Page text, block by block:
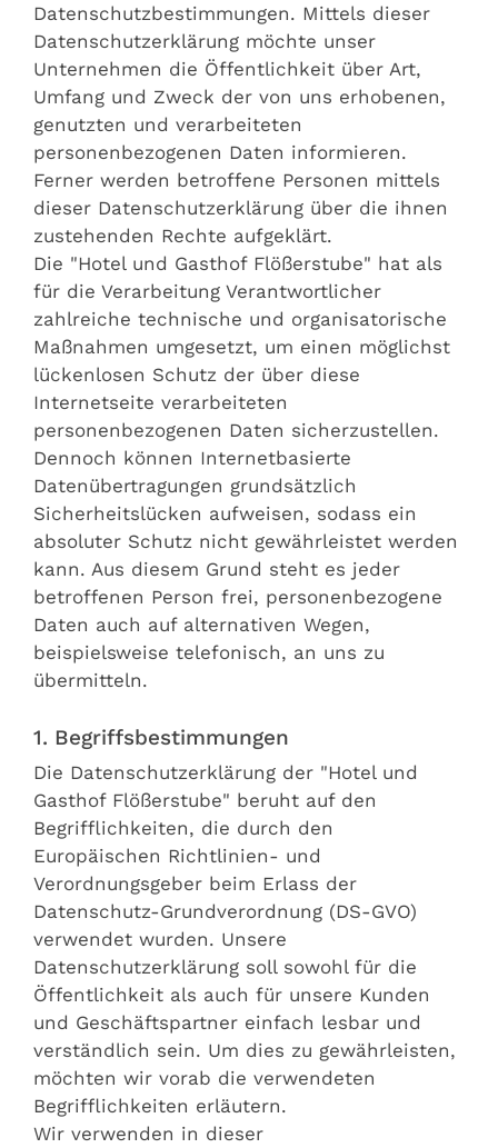
Datenschutzbestimmungen. Mittels dieser
Datenschutzerklärung möchte unser
Unternehmen die Öffentlichkeit über Art,
Umfang und Zweck der von uns erhobenen,
genutzten und verarbeiteten
personenbezogenen Daten informieren.
Ferner werden betroffene Personen mittels
dieser Datenschutzerklärung über die ihnen
zustehenden Rechte aufgeklärt.
Die "Hotel und Gasthof Flößerstube" hat als
für die Verarbeitung Verantwortlicher
zahlreiche technische und organisatorische
Maßnahmen umgesetzt, um einen möglichst
lückenlosen Schutz der über diese
Internetseite verarbeiteten
personenbezogenen Daten sicherzustellen.
Dennoch können Internetbasierte
Datenübertragungen grundsätzlich
Sicherheitslücken aufweisen, sodass ein
absoluter Schutz nicht gewährleistet werden
kann. Aus diesem Grund steht es jeder
betroffenen Person frei, personenbezogene
Daten auch auf alternativen Wegen,
beispielsweise telefonisch, an uns zu
übermitteln.
1. Begriffsbestimmungen
Die Datenschutzerklärung der "Hotel und
Gasthof Flößerstube" beruht auf den
Begrifflichkeiten, die durch den
Europäischen Richtlinien- und
Verordnungsgeber beim Erlass der
Datenschutz-Grundverordnung (DS-GVO)
verwendet wurden. Unsere
Datenschutzerklärung soll sowohl für die
Öffentlichkeit als auch für unsere Kunden
und Geschäftspartner einfach lesbar und
verständlich sein. Um dies zu gewährleisten,
möchten wir vorab die verwendeten
Begrifflichkeiten erläutern.
Wir verwenden in dieser